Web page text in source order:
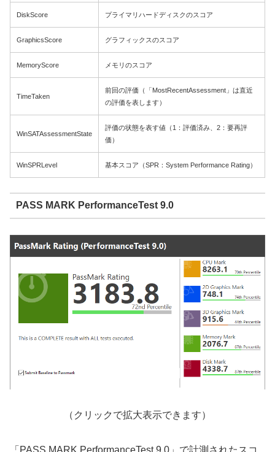
DiskScore プライマリハードディスクのスコア
GraphicsScore グラフィックスのスコア
MemoryScore メモリのスコア
TimeTaken
前回の評価（「MostRecentAssessment」は直近
の評価を表します）
WinSATAssessmentState
評価の状態を表す値（1：評価済み、2：要再評
価）
WinSPRLevel 基本スコア（SPR：System Performance Rating）
PASS MARK PerformanceTest 9.0
（クリックで拡大表示できます）
「PASS MARK PerformanceTest 9.0」で計測されたスコ